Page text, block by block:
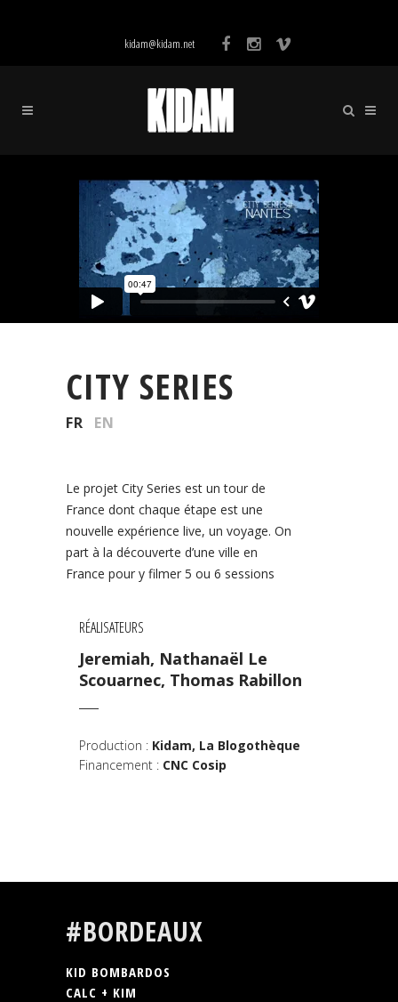
kidam@kidam.net
CITY SERIES
FR EN
Le projet City Series est un tour de
France dont chaque étape est une
nouvelle expérience live, un voyage. On
part à la découverte d’une ville en
France pour y filmer 5 ou 6 sessions
RÉALISATEURS
Jeremiah, Nathanaël Le
Scouarnec, Thomas Rabillon
Production : Kidam, La Blogothèque
Financement : CNC Cosip
#BORDEAUX
KID BOMBARDOS
CALC + KIM